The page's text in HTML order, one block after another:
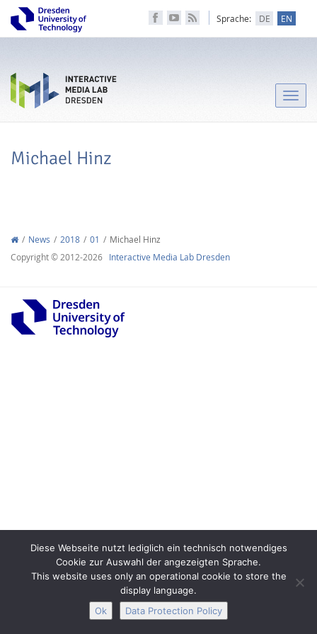
Sprache: DE EN
Toggle
Michael Hinz
News 2018 01
Michael Hinz
Copyright © 2012-2026 Interactive Media Lab Dresden
Diese Webseite nutzt lediglich ein technisch notwendiges
Cookie zur Auswahl der angezeigten Sprache.
This website uses only an operational cookie to store the
display language.
Ok
Data Protection Policy